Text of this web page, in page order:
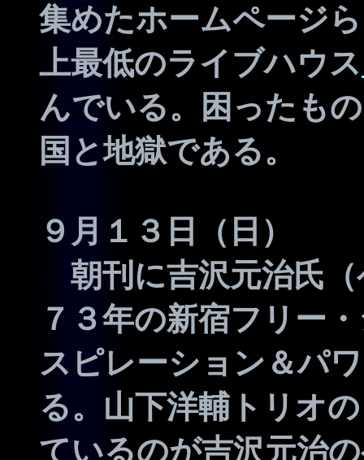
集めたホームページ
上最低のライブハウス
んでいる。困ったも
国と地獄である。
９月１３日（日）
朝刊に吉沢元治氏（
７３年の新宿フリー
スピレーション＆パ
る。山下洋輔トリオ
ているのが吉沢元治